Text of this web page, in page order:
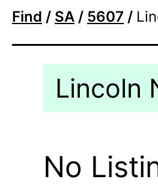
Find / SA / 5607 /
Lincoln
No